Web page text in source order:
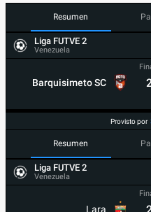
Resumen
Liga FUTVE 2
Venezuela
Barquisimeto SC
Provisto por
Resumen
Liga FUTVE 2
Venezuela
Lara 2